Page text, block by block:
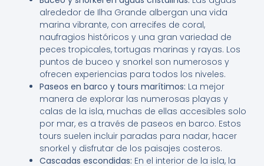
alrededor de Ilha Grande albergan una vida
marina vibrante, con arrecifes de coral,
naufragios históricos y una gran variedad de
peces tropicales, tortugas marinas y rayas. Los
puntos de buceo y snorkel son numerosos y
ofrecen experiencias para todos los niveles.
Paseos en barco y tours marítimos: La mejor
manera de explorar las numerosas playas y
calas de la isla, muchas de ellas accesibles solo
por mar, es a través de paseos en barco. Estos
tours suelen incluir paradas para nadar, hacer
snorkel y disfrutar de los paisajes costeros.
Cascadas escondidas: En el interior de la isla, la